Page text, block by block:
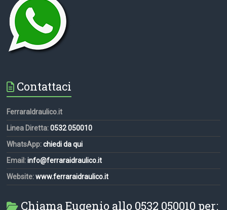
Contattaci
FerraraIdraulico.it
Linea Diretta:0532 050010
WhatsApp:chiedi da qui
Email:info@ferraraidraulico.it
Website:www.ferraraidraulico.it
Chiama Eugenio allo 0532 050010 per: